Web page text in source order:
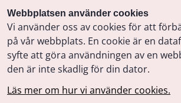
Webbplatsen använder cookies
Vi använder oss av cookies för att
på vår webbplats. En cookie är en
syfte att göra användningen av en
den är inte skadlig för din dator.
Läs mer om hur vi använder cookies.